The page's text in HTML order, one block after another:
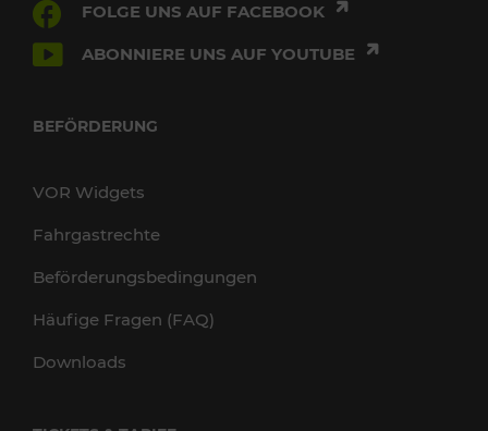
FOLGE UNS AUF FACEBOOK
ABONNIERE UNS AUF YOUTUBE
BEFÖRDERUNG
VOR Widgets
Fahrgastrechte
Beförderungsbedingungen
Häufige Fragen (FAQ)
Downloads